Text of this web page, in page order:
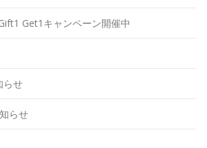
Get1キャンペーン開催中
らせ
らせ